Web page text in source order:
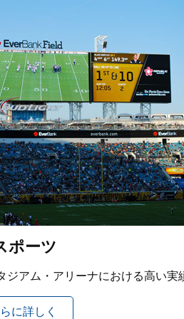
ポーツ
ジアム・アリーナにおける高い実
に詳しく